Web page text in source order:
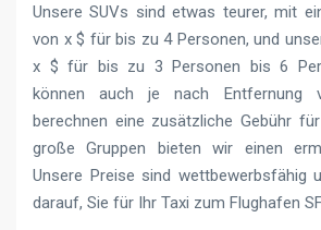
Unsere SUVs sind etwas teurer, mit
von x $ für bis zu 4 Personen, und
x $ für bis zu 3 Personen bis 6
können auch je nach Entfernung
berechnen eine zusätzliche Gebühr
große Gruppen bieten wir einen
Unsere Preise sind wettbewerbsfähig
darauf, Sie für Ihr Taxi zum Flughafen